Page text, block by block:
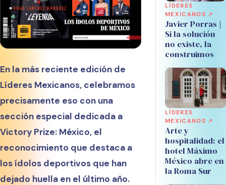
En la más reciente edición de
Líderes Mexicanos, celebramos
precisamente eso con una
sección especial dedicada a
Victory Prize: México, el
reconocimiento que destaca a
los ídolos deportivos que han
dejado huella en el último año.
LÍDERES
MEXICANOS ↗
Javier Porras |
Si la solución
no existe, la
construimos
LÍDERES
MEXICANOS ↗
Arte y
hospitalidad: el
hotel Máximo
México abre en
la Roma Sur